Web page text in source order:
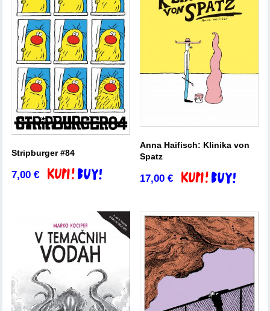
Stripburger #84
7,00€ Dodaj v košarico
Anna Haifisch: Klinika von
Spatz
17,00€ Dodaj v košarico